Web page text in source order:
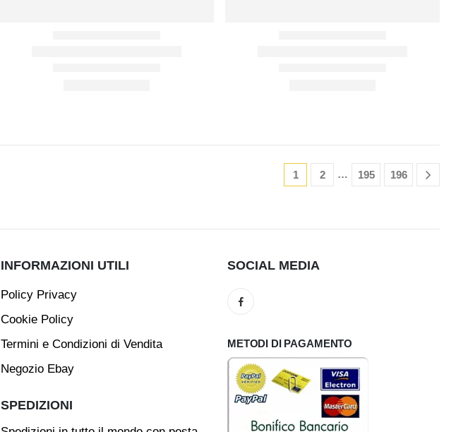
1 2 … 195 196
INFORMAZIONI UTILI
Policy Privacy
Cookie Policy
Termini e Condizioni di Vendita
Negozio Ebay
SPEDIZIONI
SOCIAL MEDIA
METODI DI PAGAMENTO